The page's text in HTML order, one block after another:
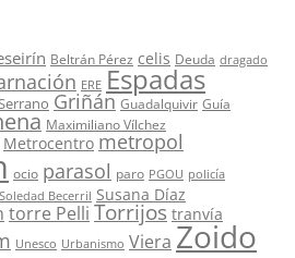
Beltrán Pérez celis Deuda dragado
ERE Espadas
Griñán Guadalquivir Guía
Maximiliano Vílchez
Metrocentro metropol
ocio parasol paro PGOU policía
Soledad Becerril Susana Díaz
torre Pelli Torrijos tranvía
Unesco Urbanismo Viera Zoido